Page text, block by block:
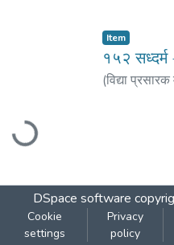
Loading...
Item
१५२
(विद्या
DSpace software
Cookie
settings
Privacy
policy